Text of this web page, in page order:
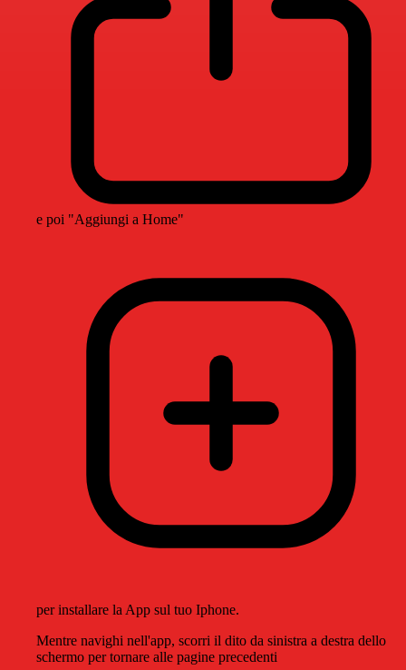
e poi "Aggiungi a Home"
per installare la App sul tuo Iphone.
Mentre navighi nell'app, scorri il dito da sinistra a destra dello
schermo per tornare alle pagine precedenti